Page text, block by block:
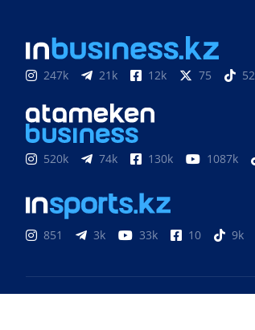
247k 21k 12k 75
520k 74k 130k 1087k
851 3k 33k 10 9k